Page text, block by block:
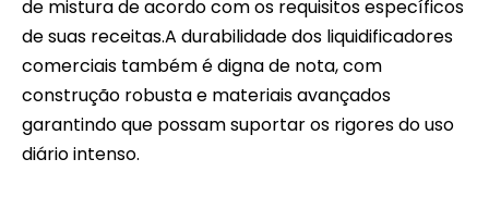
de mistura de acordo com os requisitos específicos
de suas receitas.A durabilidade dos liquidificadores
comerciais também é digna de nota, com
construção robusta e materiais avançados
garantindo que possam suportar os rigores do uso
diário intenso.